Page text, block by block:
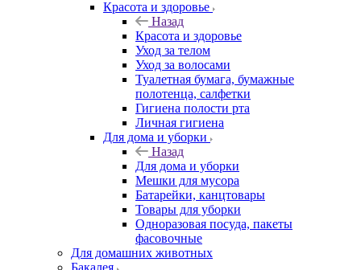
Красота и здоровье
Назад
Красота и здоровье
Уход за телом
Уход за волосами
Туалетная бумага, бумажные
полотенца, салфетки
Гигиена полости рта
Личная гигиена
Для дома и уборки
Назад
Для дома и уборки
Мешки для мусора
Батарейки, канцтовары
Товары для уборки
Одноразовая посуда, пакеты
фасовочные
Для домашних животных
Бакалея